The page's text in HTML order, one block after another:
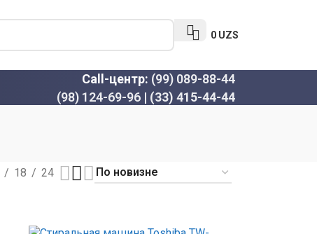
0 UZS
Call-центр: (99) 089-88-44
(98) 124-69-96 | (33) 415-44-44
18 24